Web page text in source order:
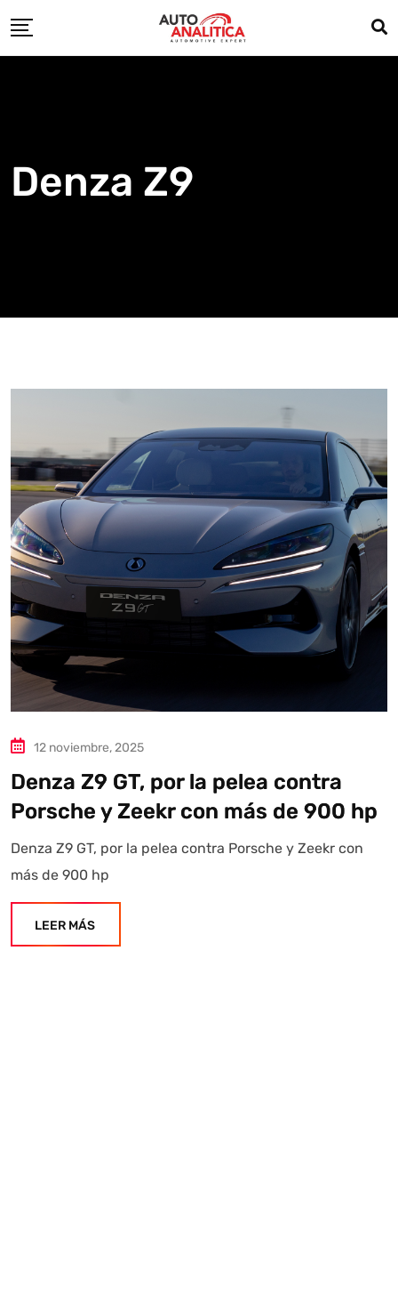
to
Denza Z9
12 noviembre, 2025
Denza Z9 GT, por la pelea contra
Porsche y Zeekr con más de 900 hp
Denza Z9 GT, por la pelea contra Porsche y Zeekr con
más de 900 hp
LEER MÁS
Autoanalítica IA
Estoy aquí para encontrar lo que necesitas. ¿Qué estás
buscando? "Este asistente con IA (OpenAI) ofrece
información referencial que puede contener errores.
Asistente con IA en desarrollo. Autoanalítica optimiza
diariamente su exactitud."